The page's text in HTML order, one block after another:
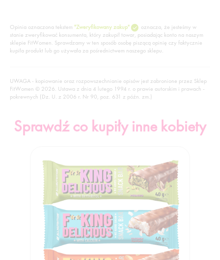
Opinia oznaczona tekstem "Zweryfikowany zakup"
oznacza, że jesteśmy w
stanie zweryfikować konsumenta, który zakupił towar, posiadając konto na naszym
sklepie FitWomen. Sprawdzamy w ten sposób osobę piszącą opinię czy faktycznie
kupiła produkt lub go używała za pośrednictwem naszego sklepu.
UWAGA - kopiowanie oraz rozpowszechnianie opisów jest zabronione przez Sklep
FitWomen © 2026. Ustawa z dnia 4 lutego 1994 r. o prawie autorskim i prawach -
pokrewnych (Dz. U. z 2006 r. Nr 90, poz. 631 z późn. zm.)
Sprawdź co kupiły inne kobiety